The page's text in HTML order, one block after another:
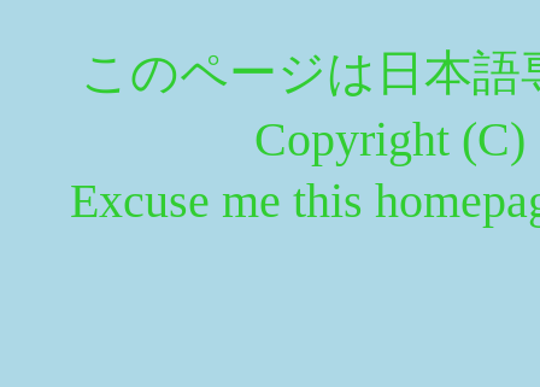
このページは
Copyright
Excuse me this